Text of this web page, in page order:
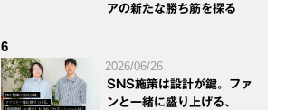
アの新たな勝ち筋を探る
6
2026/06/26
SNS施策は設計が鍵。ファ
ンと一緒に盛り上げる、